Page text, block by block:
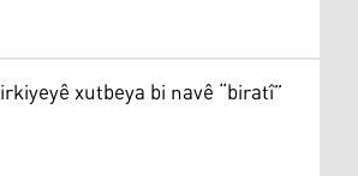
xutbeya bi navê “biratî”